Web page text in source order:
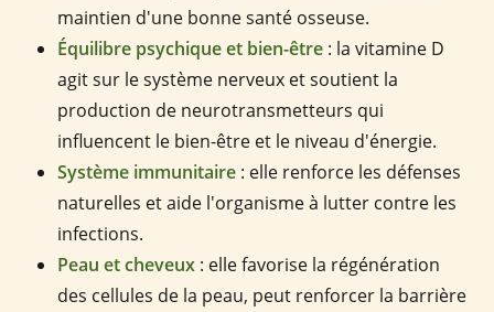
maintien d'une bonne santé osseuse.
Équilibre psychique et bien-être : la vitamine D
agit sur le système nerveux et soutient la
production de neurotransmetteurs qui
influencent le bien-être et le niveau d'énergie.
Système immunitaire : elle renforce les défenses
naturelles et aide l'organisme à lutter contre les
infections.
Peau et cheveux : elle favorise la régénération
des cellules de la peau, peut renforcer la barrière